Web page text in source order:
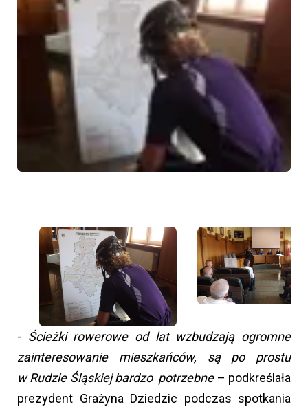
- Ścieżki rowerowe od lat wzbudzają ogromne
zainteresowanie mieszkańców, są po prostu
w Rudzie Śląskiej bardzo potrzebne– podkreślała
prezydent Grażyna Dziedzic podczas spotkania